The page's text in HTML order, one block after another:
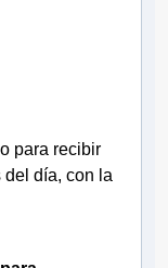
para recibir
del día, con la